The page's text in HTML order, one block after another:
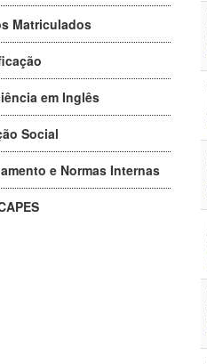
Matriculados
em Inglês
Social
e Normas Internas